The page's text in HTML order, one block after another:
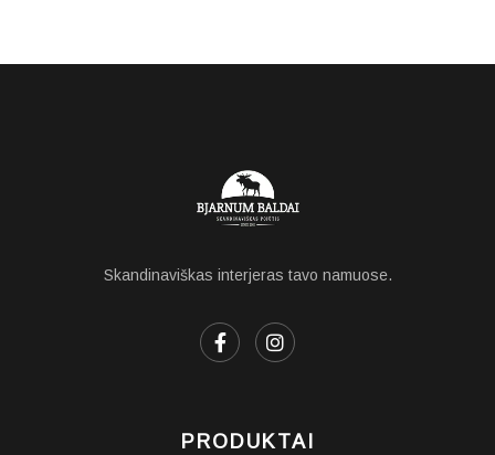
Skandinaviškas interjeras tavo namuose.
PRODUKTAI